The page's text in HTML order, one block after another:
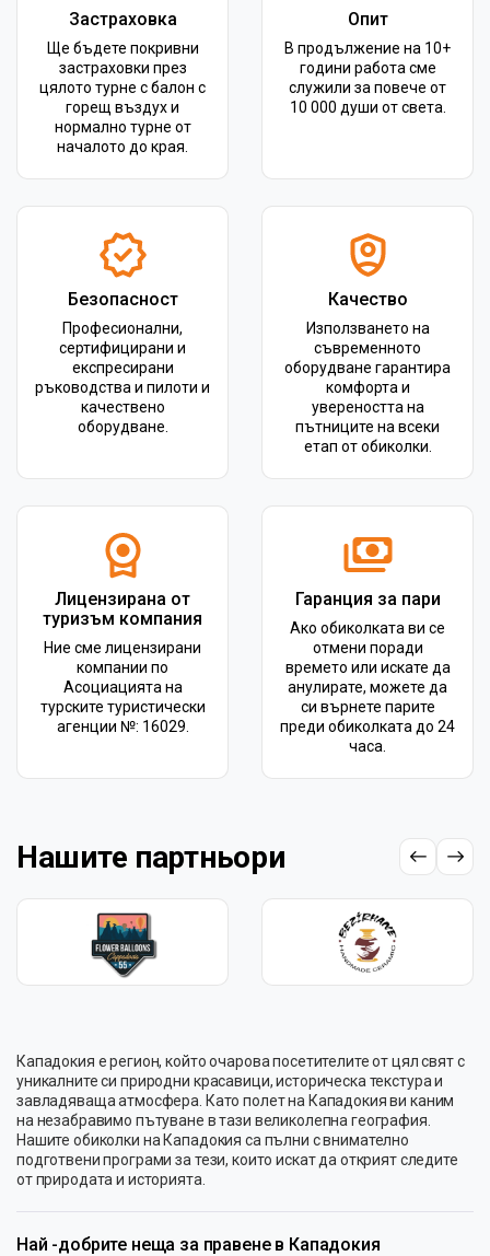
Застраховка
Ще бъдете покривни
застраховки през
цялото турне с балон с
горещ въздух и
нормално турне от
началото до края.
Опит
В продължение на 10+
години работа сме
служили за повече от
10 000 души от света.
Безопасност
Професионални,
сертифицирани и
експресирани
ръководства и пилоти и
качествено
оборудване.
Качество
Използването на
съвременното
оборудване гарантира
комфорта и
увереността на
пътниците на всеки
етап от обиколки.
Лицензирана от
туризъм компания
Ние сме лицензирани
компании по
Асоциацията на
турските туристически
агенции №: 16029.
Гаранция за пари
Ако обиколката ви се
отмени поради
времето или искате да
анулирате, можете да
си върнете парите
преди обиколката до 24
часа.
Нашите партньори
Кападокия е регион, който очарова посетителите от цял ​​свят с
уникалните си природни красавици, историческа текстура и
завладяваща атмосфера. Като полет на Кападокия ви каним
на незабравимо пътуване в тази великолепна география.
Нашите обиколки на Кападокия са пълни с внимателно
подготвени програми за тези, които искат да открият следите
от природата и историята.
Най -добрите неща за правене в Кападокия